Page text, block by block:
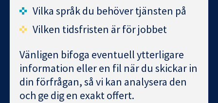
Vilka språk du behöver tjänsten på
Vilken tidsfristen är för jobbet
Vänligen bifoga eventuell ytterligare
information eller en fil när du skickar in
din förfrågan, så vi kan analysera den
och ge dig en exakt offert.